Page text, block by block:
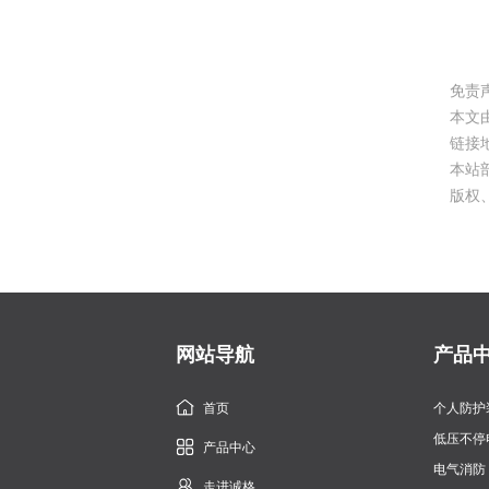
免责
本文
链接
本站
版权
网站导航
首页
产品中心
产品
个人防护
低压不
电气消防